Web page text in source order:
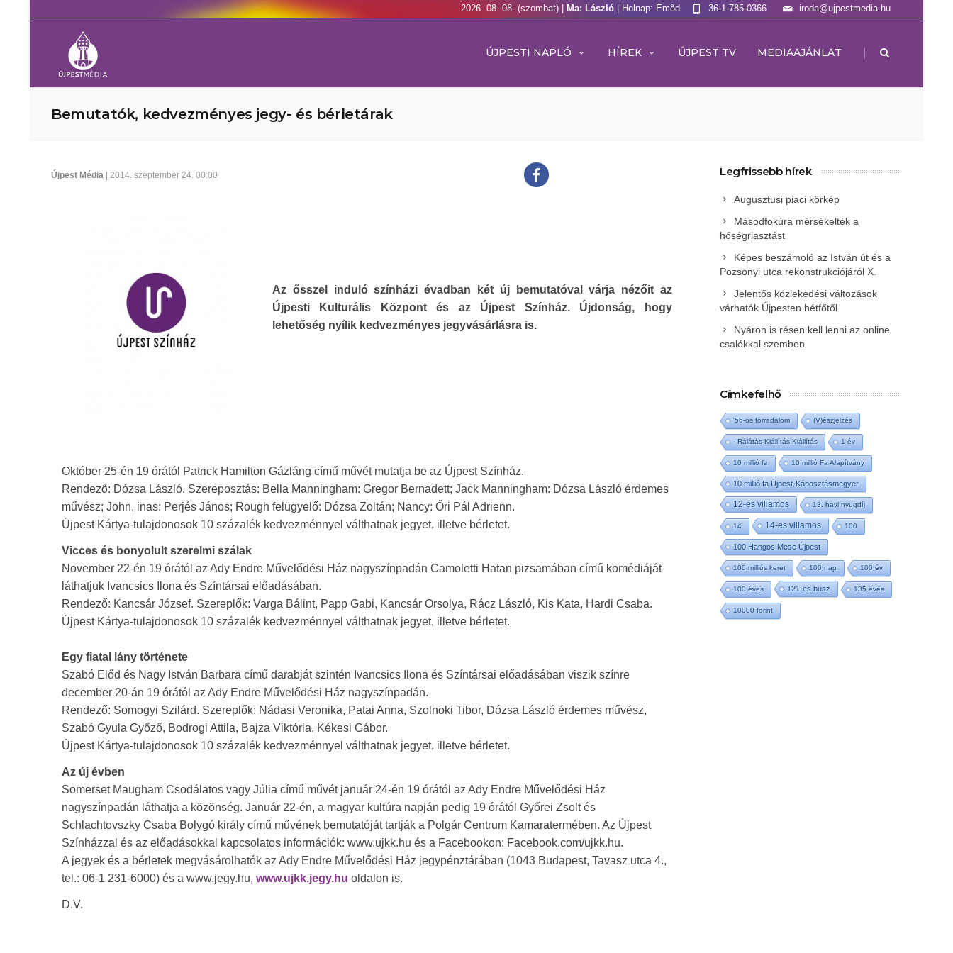
2026. 08. 08. (szombat) | Ma: László | Holnap: Emõd iroda@ujpestmedia.hu
36-1-785-0366
ÚJPESTI NAPLÓ HÍREK ÚJPEST TV MEDIAAJÁNLAT |
Bemutatók, kedvezményes jegy- és bérletárak
Újpest Média | 2014. szeptember 24. 00:00
Az ősszel induló színházi évadban két új bemutatóval várja nézőit az
Újpesti Kulturális Központ és az Újpest Színház. Újdonság, hogy
lehetőség nyílik kedvezményes jegyvásárlásra is.
Október 25-én 19 órától Patrick Hamilton Gázláng című művét mutatja be az Újpest Színház.
Rendező: Dózsa László. Szereposztás: Bella Manningham: Gregor Bernadett; Jack Manningham: Dózsa László érdemes
művész; John, inas: Perjés János; Rough felügyelő: Dózsa Zoltán; Nancy: Őri Pál Adrienn.
Újpest Kártya-tulajdonosok 10 százalék kedvezménnyel válthatnak jegyet, illetve bérletet.
Vicces és bonyolult szerelmi szálak
November 22-én 19 órától az Ady Endre Művelődési Ház nagyszínpadán Camoletti Hatan pizsamában című komédiáját
láthatjuk Ivancsics Ilona és Színtársai előadásában.
Rendező: Kancsár József. Szereplők: Varga Bálint, Papp Gabi, Kancsár Orsolya, Rácz László, Kis Kata, Hardi Csaba.
Újpest Kártya-tulajdonosok 10 százalék kedvezménnyel válthatnak jegyet, illetve bérletet.
Egy fiatal lány története
Szabó Előd és Nagy István Barbara című darabját szintén Ivancsics Ilona és Színtársai előadásában viszik színre
december 20-án 19 órától az Ady Endre Művelődési Ház nagyszínpadán.
Rendező: Somogyi Szilárd. Szereplők: Nádasi Veronika, Patai Anna, Szolnoki Tibor, Dózsa László érdemes művész,
Szabó Gyula Győző, Bodrogi Attila, Bajza Viktória, Kékesi Gábor.
Újpest Kártya-tulajdonosok 10 százalék kedvezménnyel válthatnak jegyet, illetve bérletet.
Az új évben
Somerset Maugham Csodálatos vagy Júlia című művét január 24-én 19 órától az Ady Endre Művelődési Ház
nagyszínpadán láthatja a közönség. Január 22-én, a magyar kultúra napján pedig 19 órától Győrei Zsolt és
Schlachtovszky Csaba Bolygó király című művének bemutatóját tartják a Polgár Centrum Kamaratermében. Az Újpest
Színházzal és az előadásokkal kapcsolatos információk: www.ujkk.hu és a Facebookon: Facebook.com/ujkk.hu.
A jegyek és a bérletek megvásárolhatók az Ady Endre Művelődési Ház jegypénztárában (1043 Budapest, Tavasz utca 4.,
tel.: 06-1 231-6000) és a www.jegy.hu, www.ujkk.jegy.hu oldalon is.
D.V.
Legfrissebb hírek
Augusztusi piaci körkép
Másodfokúra mérsékelték a
hőségriasztást
Képes beszámoló az István út és a
Pozsonyi utca rekonstrukciójáról X.
Jelentős közlekedési változások
várhatók Újpesten hétfőtől
Nyáron is résen kell lenni az online
csalókkal szemben
Címkefelhő
'56-os forradalom (V)észjelzés
- Rálátás Kiállítás Kiállítás 1 év
10 millió fa 10 millió Fa Alapítvány
10 millió fa Újpest-Káposztásmegyer
12-es villamos 13. havi nyugdíj
14 14-es villamos 100
100 Hangos Mese Újpest
100 milliós keret 100 nap 100 év
100 éves 121-es busz 135 éves
10000 forint